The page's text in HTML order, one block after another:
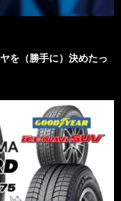
を（勝手に）決めたっ